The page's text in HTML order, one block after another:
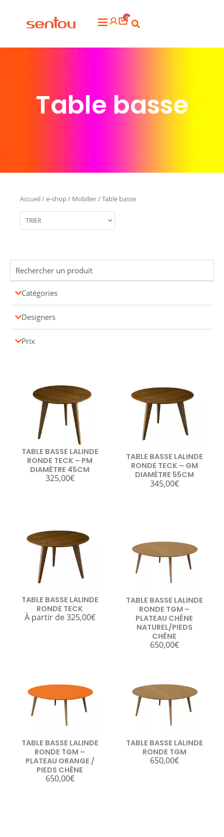
Flyout
Menu
0
Table basse
Accueil/e-shop/ Mobilier/ Table basse
Catégories
Designers
Prix
TABLE BASSE LALINDE
RONDE TECK – PM
DIAMÈTRE 45CM
325,00€
TABLE BASSE LALINDE
RONDE TECK – GM
DIAMÈTRE 55CM
345,00€
TABLE BASSE LALINDE
RONDE TECK
À partir de325,00€
TABLE BASSE LALINDE
RONDE TGM –
PLATEAU CHÊNE
NATUREL/PIEDS
CHÊNE
650,00€
TABLE BASSE LALINDE
RONDE TGM –
PLATEAU ORANGE /
PIEDS CHÊNE
650,00€
TABLE BASSE LALINDE
RONDE TGM
650,00€